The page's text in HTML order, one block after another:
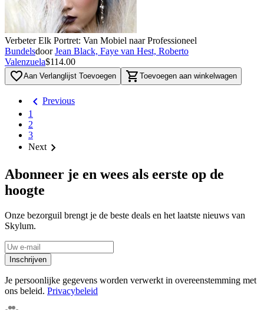
Verbeter Elk Portret: Van Mobiel naar Professioneel
Bundelsdoor Jean Black, Faye van Hest, Roberto
Valenzuela$114.00
favorite_borderAan Verlanglijst Toevoegen shopping_cart Toevoegen aan winkelwagen
chevron_left Previous
1
2
3
Nextchevron_right
Abonneer je en wees als eerste op de
hoogte
Onze bezorguil brengt je de beste deals en het laatste nieuws van
Skylum.
Inschrijven
Je persoonlijke gegevens worden verwerkt in overeenstemming met
ons beleid. Privacybeleid